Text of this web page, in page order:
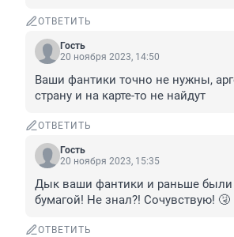
ОТВЕТИТЬ
Гость
20 ноября 2023, 14:50
Ваши фантики точно не нужны,
страну и на карте-то не найдут
ОТВЕТИТЬ
Гость
20 ноября 2023, 15:35
Дык ваши фантики и раньше были
бумагой! Не знал?! Сочувствую! 🤧
ОТВЕТИТЬ